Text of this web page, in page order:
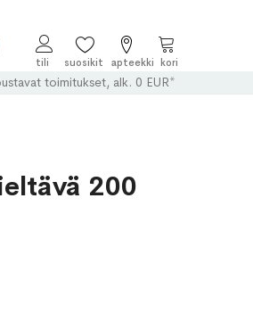
Ostoskori
toimitukset, alk. 0 EUR*
200